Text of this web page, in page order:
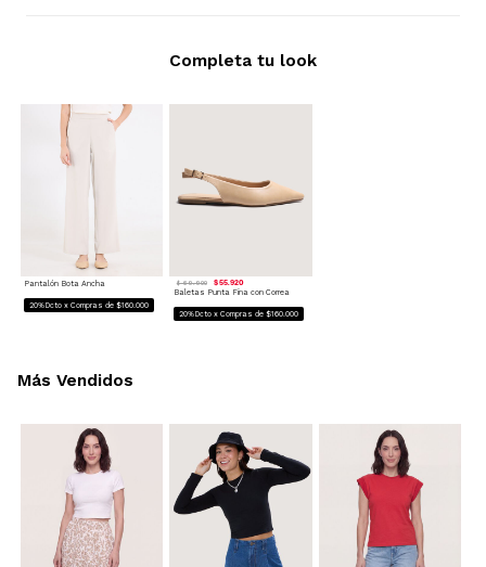
Pantalón Bota Ancha
20%Dcto x Compras de $160.000
$ 69.900 $ 55.920
Baletas Punta Fina con Correa
20%Dcto x Compras de $160.000
Completa tu look
Más Vendidos